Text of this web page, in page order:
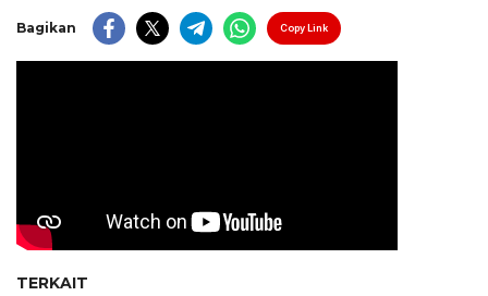
Bagikan Copy Link
TERKAIT